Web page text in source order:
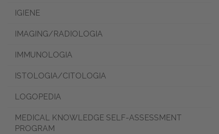
IGIENE
IMAGING/RADIOLOGIA
IMMUNOLOGIA
ISTOLOGIA/CITOLOGIA
LOGOPEDIA
MEDICAL KNOWLEDGE SELF-ASSESSMENT
PROGRAM